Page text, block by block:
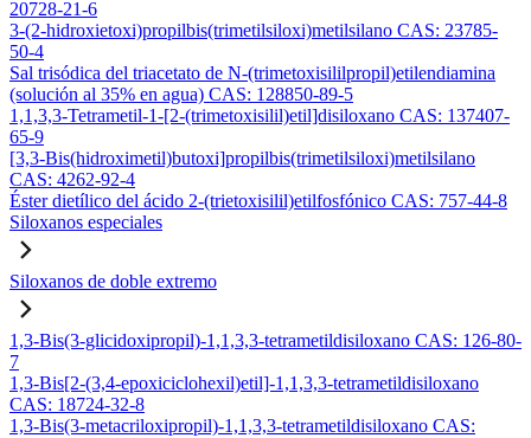
20728-21-6
3-(2-hidroxietoxi)propilbis(trimetilsiloxi)metilsilano CAS: 23785-
50-4
Sal trisódica del triacetato de N-(trimetoxisililpropil)etilendiamina
(solución al 35% en agua) CAS: 128850-89-5
1,1,3,3-Tetrametil-1-[2-(trimetoxisilil)etil]disiloxano CAS: 137407-
65-9
[3,3-Bis(hidroximetil)butoxi]propilbis(trimetilsiloxi)metilsilano
CAS: 4262-92-4
Éster dietílico del ácido 2-(trietoxisilil)etilfosfónico CAS: 757-44-8
Siloxanos especiales
Siloxanos de doble extremo
1,3-Bis(3-glicidoxipropil)-1,1,3,3-tetrametildisiloxano CAS: 126-80-
7
1,3-Bis[2-(3,4-epoxiciclohexil)etil]-1,1,3,3-tetrametildisiloxano
CAS: 18724-32-8
1,3-Bis(3-metacriloxipropil)-1,1,3,3-tetrametildisiloxano CAS: